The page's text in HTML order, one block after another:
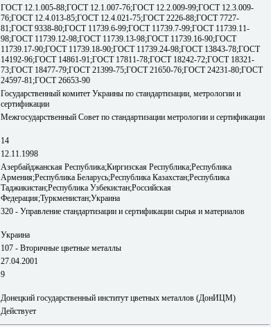
ГОСТ 12.1.005-88;ГОСТ 12.1.007-76;ГОСТ 12.2.009-99;ГОСТ 12.3.009-
76;ГОСТ 12.4.013-85;ГОСТ 12.4.021-75;ГОСТ 2226-88;ГОСТ 7727-
81;ГОСТ 9338-80;ГОСТ 11739.6-99;ГОСТ 11739.7-99;ГОСТ 11739.11-
98;ГОСТ 11739.12-98;ГОСТ 11739.13-98;ГОСТ 11739.16-90;ГОСТ
11739.17-90;ГОСТ 11739.18-90;ГОСТ 11739.24-98;ГОСТ 13843-78;ГОСТ
14192-96;ГОСТ 14861-91;ГОСТ 17811-78;ГОСТ 18242-72;ГОСТ 18321-
73;ГОСТ 18477-79;ГОСТ 21399-75;ГОСТ 21650-76;ГОСТ 24231-80;ГОСТ
24597-81;ГОСТ 26653-90
Государственный комитет Украины по стандартизации, метрологии и
сертификации
Межгосударственный Совет по стандартизации метрологии и сертификации
14
12.11.1998
Азербайджанская Республика;Киргизская Республика;Республика
Армения;Республика Беларусь;Республика Казахстан;Республика
Таджикистан;Республика Узбекистан;Российская
Федерация;Туркменистан;Украина
320 - Управление стандартизации и сертификации сырья и материалов
Украина
107 - Вторичные цветные металлы
27.04.2001
9
Донецкий государственный институт цветных металлов (ДонИЦМ)
Действует